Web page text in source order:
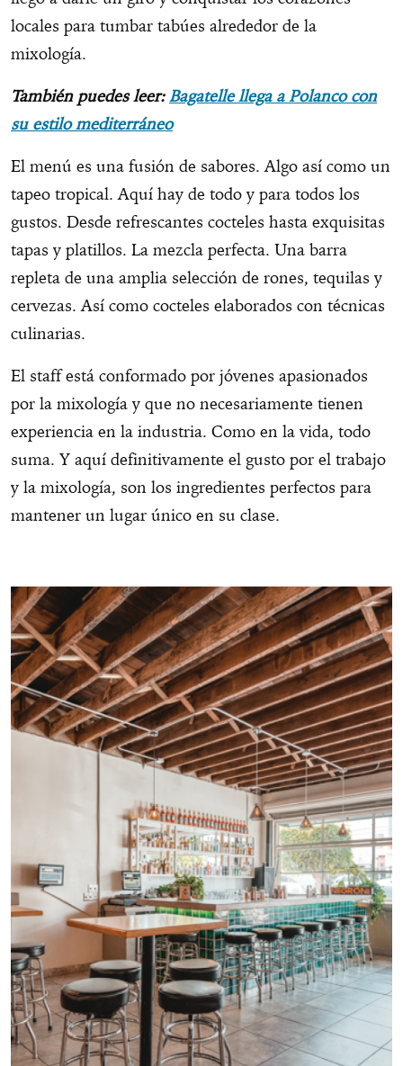
locales para tumbar tabúes alrededor de la
mixología.
También puedes leer:Bagatelle llega a Polanco con
su estilo mediterráneo
El menú es una fusión de sabores. Algo así como un
tapeo tropical. Aquí hay de todo y para todos los
gustos. Desde refrescantes cocteles hasta exquisitas
tapas y platillos. La mezcla perfecta. Una barra
repleta de una amplia selección de rones, tequilas y
cervezas. Así como cocteles elaborados con técnicas
culinarias.
El staff está conformado por jóvenes apasionados
por la mixología y que no necesariamente tienen
experiencia en la industria. Como en la vida, todo
suma. Y aquí definitivamente el gusto por el trabajo
y la mixología, son los ingredientes perfectos para
mantener un lugar único en su clase.